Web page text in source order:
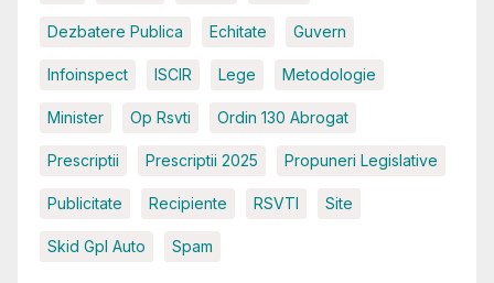
Dezbatere Publica Echitate Guvern
Infoinspect ISCIR Lege Metodologie
Minister Op Rsvti Ordin 130 Abrogat
Prescriptii Prescriptii 2025 Propuneri Legislative
Publicitate Recipiente RSVTI Site
Skid Gpl Auto Spam